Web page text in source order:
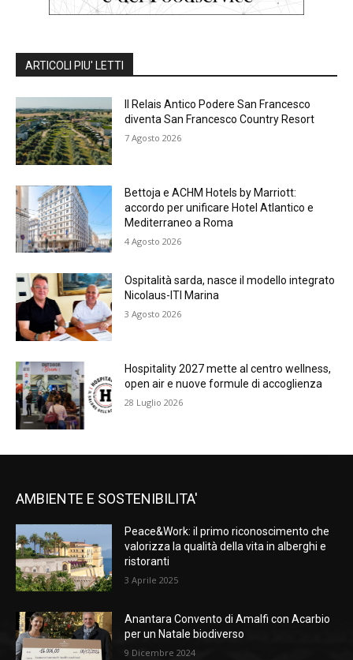
ARTICOLI PIU' LETTI
Il Relais Antico Podere San Francesco
diventa San Francesco Country Resort
7 Agosto 2026
Bettoja e ACHM Hotels by Marriott:
accordo per unificare Hotel Atlantico e
Mediterraneo a Roma
4 Agosto 2026
Ospitalità sarda, nasce il modello integrato
Nicolaus-ITI Marina
3 Agosto 2026
Hospitality 2027 mette al centro wellness,
open air e nuove formule di accoglienza
28 Luglio 2026
AMBIENTE E SOSTENIBILITA'
Peace&Work: il primo riconoscimento che
valorizza la qualità della vita in alberghi e
ristoranti
3 Aprile 2025
Anantara Convento di Amalfi con Acarbio
per un Natale biodiverso
9 Dicembre 2024